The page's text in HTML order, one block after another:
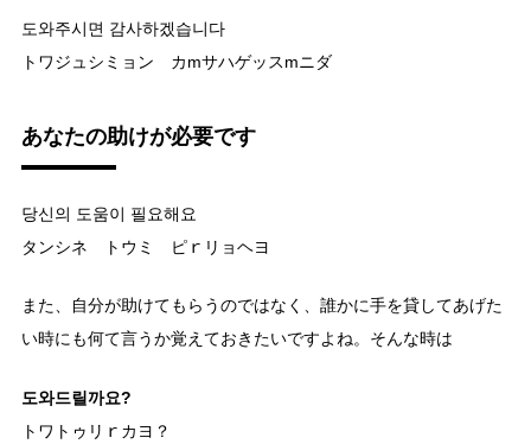
도와주시면 감사하겠습니다
トワジュシミョン カmサハゲッスmニダ
あなたの助けが必要です
당신의 도움이 필요해요
タンシネ トウミ ピｒリョヘヨ
また、自分が助けてもらうのではなく、誰かに手を貸してあげた
い時にも何て言うか覚えておきたいですよね。そんな時は
도와드릴까요?
トワトゥリｒカヨ？